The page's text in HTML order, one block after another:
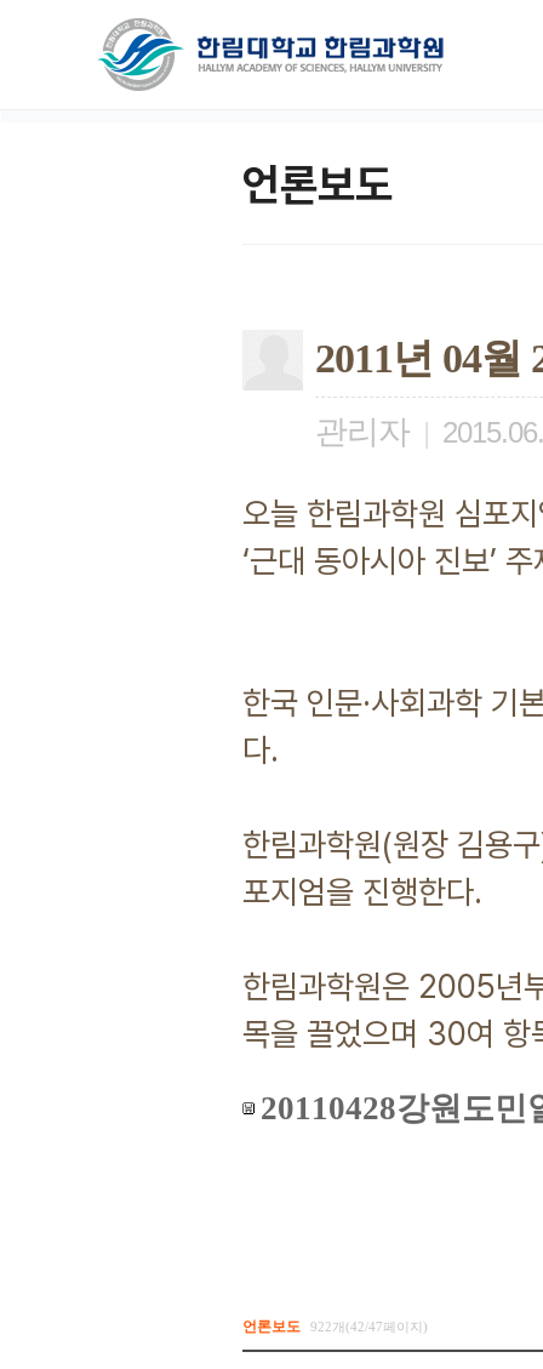
언론보도
2011년 04
관리자 |
오늘 한림과학원 심포
‘근대 동아시아 진보’
한국 인문·사회과학 기
다.
한림과학원(원장 김용
포지엄을 진행한다.
한림과학원은 2005년
목을 끌었으며 30여 항
20110428강원도민
언론보도 922개(42/47페이지)